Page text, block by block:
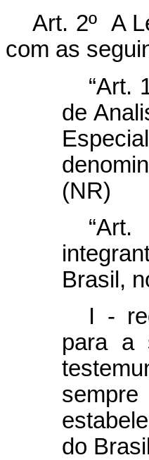
Art. 2º A
com as
“Art.
de
(NR)
Brasil,
I -
para a
do